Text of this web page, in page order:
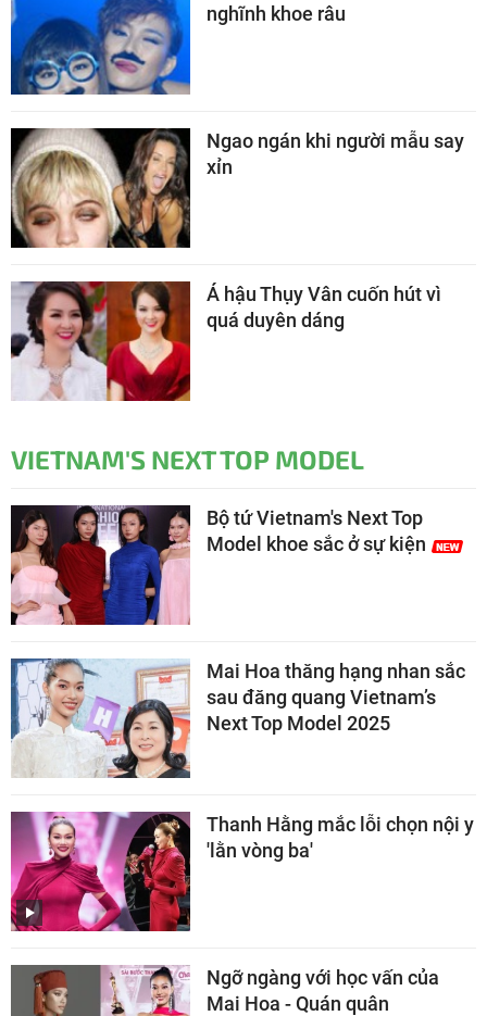
nghĩnh khoe râu
Ngao ngán khi người mẫu say
xỉn
Á hậu Thụy Vân cuốn hút vì
quá duyên dáng
VIETNAM'S NEXT TOP MODEL
Bộ tứ Vietnam's Next Top
Model khoe sắc ở sự kiện
Mai Hoa thăng hạng nhan sắc
sau đăng quang Vietnam’s
Next Top Model 2025
Thanh Hằng mắc lỗi chọn nội y
'lằn vòng ba'
Ngỡ ngàng với học vấn của
Mai Hoa - Quán quân